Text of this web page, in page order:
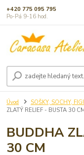
+420 775 095 795
Po-Pá 9-16 hod.
Úvod SOŠKY, SOCHY,
ZLATÝ RELIEF - BUSTA 30
BUDDHA
30 CM